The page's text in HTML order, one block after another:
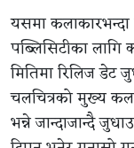
यसमा कलाकारभन्दा
पब्लिसिटीका लागि
मितिमा रिलिज डेट
चलचित्रको मुख्य
भन्ने जान्दाजान्दै